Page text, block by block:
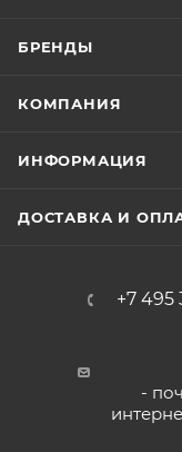
БРЕНДЫ
КОМПАНИЯ
ИНФОРМАЦИЯ
ДОСТАВКА И
+7 495
-